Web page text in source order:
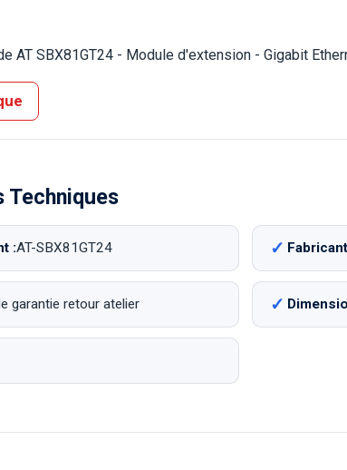
AT SBX81GT24 - Module d'extension - Gigabit
:AT-SBX81GT24
garantie retour atelier